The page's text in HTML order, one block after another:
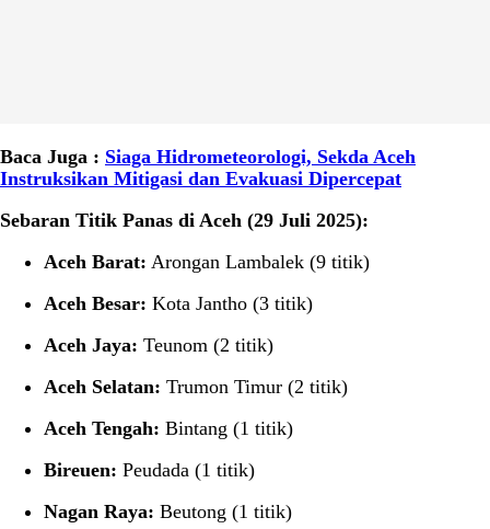
Baca Juga : Siaga Hidrometeorologi, Sekda Aceh
Instruksikan Mitigasi dan Evakuasi Dipercepat
Sebaran Titik Panas di Aceh (29 Juli 2025):
Aceh Barat: Arongan Lambalek (9 titik)
Aceh Besar: Kota Jantho (3 titik)
Aceh Jaya: Teunom (2 titik)
Aceh Selatan: Trumon Timur (2 titik)
Aceh Tengah: Bintang (1 titik)
Bireuen: Peudada (1 titik)
Nagan Raya: Beutong (1 titik)